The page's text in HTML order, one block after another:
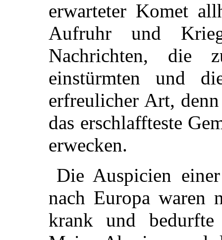
erwarteter Komet
Aufruhr und
Nachrichten, die
einstürmten und
erfreulicher Art,
das erschlaffteste
erwecken.
Die Auspicien
nach Europa waren
krank und